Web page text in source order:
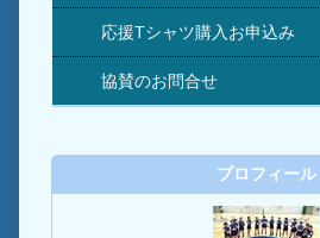
応援Tシャツ購入お申込み
協賛のお問合せ
プロフィール